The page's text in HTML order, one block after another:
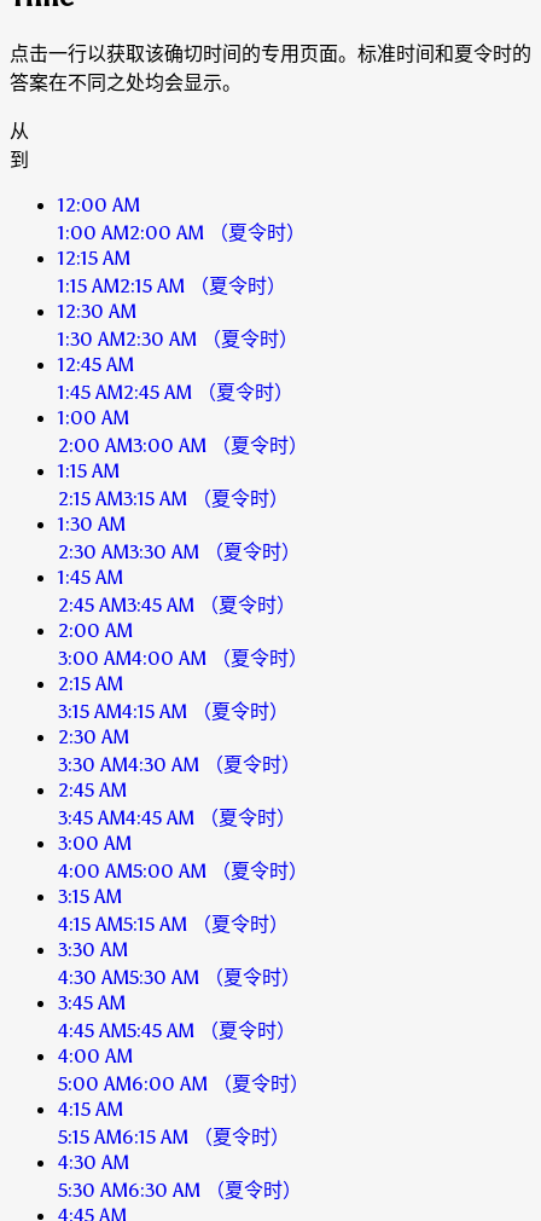
点击一行以获取该确切时间的专用页面。标准时间和夏令时的
答案在不同之处均会显示。
从
到
12:00 AM
1:00 AM2:00 AM
（夏令时）
12:15 AM
1:15 AM2:15 AM
（夏令时）
12:30 AM
1:30 AM2:30 AM
（夏令时）
12:45 AM
1:45 AM2:45 AM
（夏令时）
1:00 AM
2:00 AM3:00 AM
（夏令时）
1:15 AM
2:15 AM3:15 AM
（夏令时）
1:30 AM
2:30 AM3:30 AM
（夏令时）
1:45 AM
2:45 AM3:45 AM
（夏令时）
2:00 AM
3:00 AM4:00 AM
（夏令时）
2:15 AM
3:15 AM4:15 AM
（夏令时）
2:30 AM
3:30 AM4:30 AM
（夏令时）
2:45 AM
3:45 AM4:45 AM
（夏令时）
3:00 AM
4:00 AM5:00 AM
（夏令时）
3:15 AM
4:15 AM5:15 AM
（夏令时）
3:30 AM
4:30 AM5:30 AM
（夏令时）
3:45 AM
4:45 AM5:45 AM
（夏令时）
4:00 AM
5:00 AM6:00 AM
（夏令时）
4:15 AM
5:15 AM6:15 AM
（夏令时）
4:30 AM
5:30 AM6:30 AM
（夏令时）
4:45 AM